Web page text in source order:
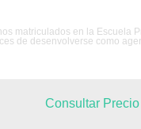
matriculados en la Escuela
de desenvolverse como
Consultar Precio